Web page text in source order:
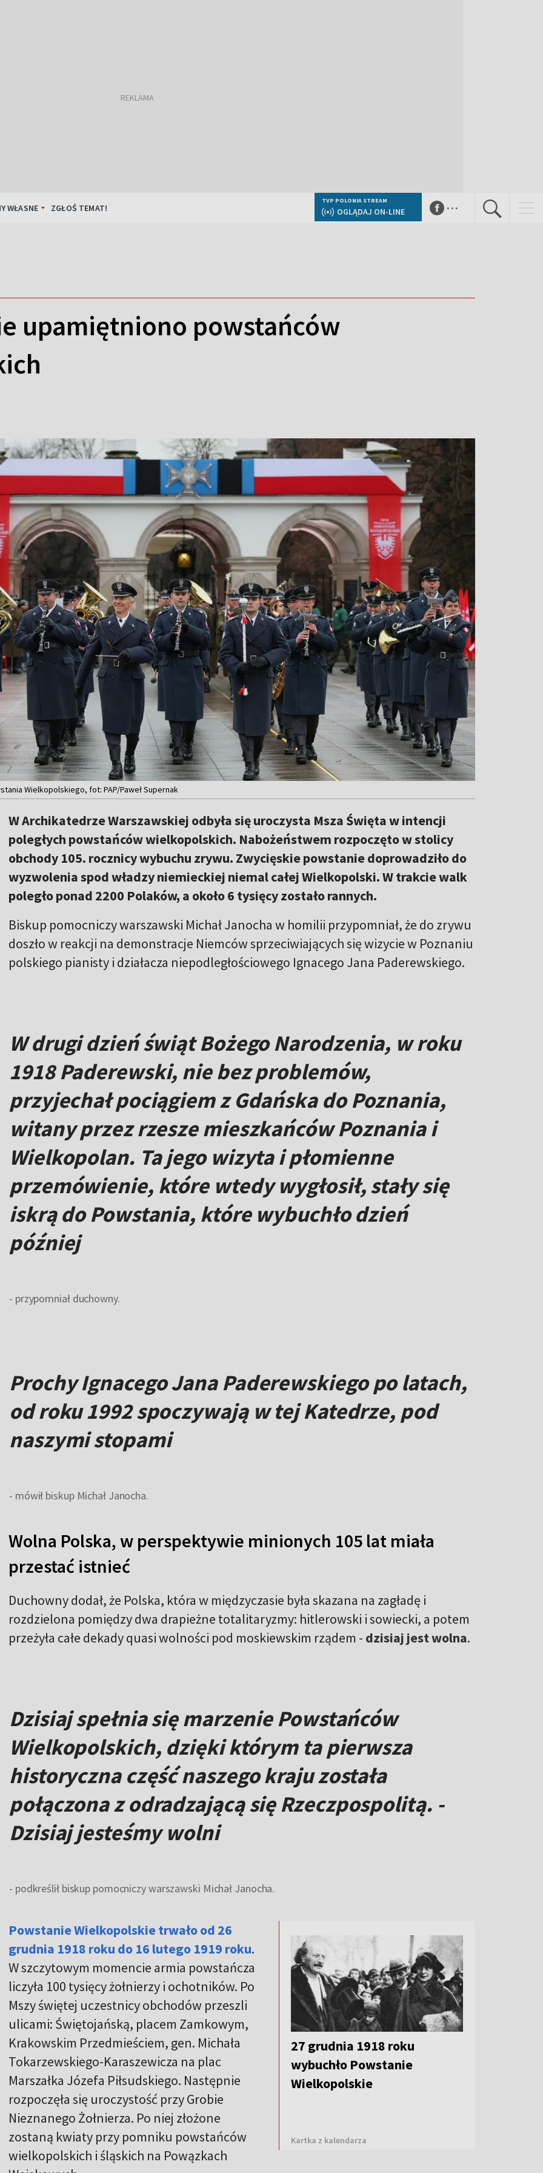
WŁASNE ZGŁOŚ TEMAT!
TVP POLONIA STREAM
OGLĄDAJ ON-LINE ...
upamiętniono powstańców
Wielkopolskiego, fot: PAP/Paweł Supernak
W Archikatedrze Warszawskiej odbyła się uroczysta Msza Święta w intencji
poległych powstańców wielkopolskich. Nabożeństwem rozpoczęto w stolicy
obchody 105. rocznicy wybuchu zrywu. Zwycięskie powstanie doprowadziło do
wyzwolenia spod władzy niemieckiej niemal całej Wielkopolski. W trakcie walk
poległo ponad 2200 Polaków, a około 6 tysięcy zostało rannych.
Biskup pomocniczy warszawski Michał Janocha w homilii przypomniał, że do zrywu
doszło w reakcji na demonstracje Niemców sprzeciwiających się wizycie w Poznaniu
polskiego pianisty i działacza niepodległościowego Ignacego Jana Paderewskiego.
W drugi dzień świąt Bożego Narodzenia, w roku
1918 Paderewski, nie bez problemów,
przyjechał pociągiem z Gdańska do Poznania,
witany przez rzesze mieszkańców Poznania i
Wielkopolan. Ta jego wizyta i płomienne
przemówienie, które wtedy wygłosił, stały się
iskrą do Powstania, które wybuchło dzień
później
- przypomniał duchowny.
Prochy Ignacego Jana Paderewskiego po latach,
od roku 1992 spoczywają w tej Katedrze, pod
naszymi stopami
- mówił biskup Michał Janocha.
Wolna Polska, w perspektywie minionych 105 lat miała
przestać istnieć
Duchowny dodał, że Polska, która w międzyczasie była skazana na zagładę i
rozdzielona pomiędzy dwa drapieżne totalitaryzmy: hitlerowski i sowiecki, a potem
przeżyła całe dekady quasi wolności pod moskiewskim rządem - dzisiaj jest wolna.
Dzisiaj spełnia się marzenie Powstańców
Wielkopolskich, dzięki którym ta pierwsza
historyczna część naszego kraju została
połączona z odradzającą się Rzeczpospolitą. -
Dzisiaj jesteśmy wolni
- podkreślił biskup pomocniczy warszawski Michał Janocha.
27 grudnia 1918 roku
wybuchło Powstanie
Wielkopolskie
Kartka z kalendarza
Powstanie Wielkopolskie trwało od 26
grudnia 1918 roku do 16 lutego 1919 roku.
W szczytowym momencie armia powstańcza
liczyła 100 tysięcy żołnierzy i ochotników. Po
Mszy świętej uczestnicy obchodów przeszli
ulicami: Świętojańską, placem Zamkowym,
Krakowskim Przedmieściem, gen. Michała
Tokarzewskiego-Karaszewicza na plac
Marszałka Józefa Piłsudskiego. Następnie
rozpoczęła się uroczystość przy Grobie
Nieznanego Żołnierza. Po niej złożone
zostaną kwiaty przy pomniku powstańców
wielkopolskich i śląskich na Powązkach